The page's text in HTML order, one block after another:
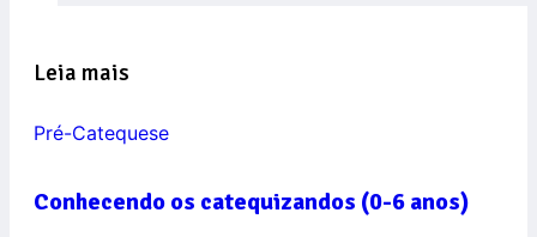
Leia mais
Pré-Catequese
Conhecendo os catequizandos (0-6 anos)